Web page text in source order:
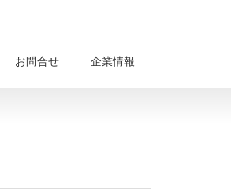
お問合せ 企業情報